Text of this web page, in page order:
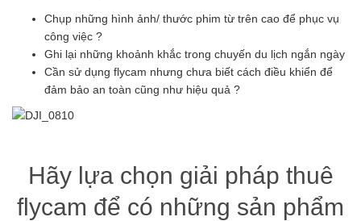
Chụp những hình ảnh/ thước phim từ trên cao để phục vụ
công việc ?
Ghi lại những khoảnh khắc trong chuyến du lịch ngắn ngày
Cần sử dụng flycam nhưng chưa biết cách điều khiển để
đảm bảo an toàn cũng như hiệu quả ?
Hãy lựa chọn giải pháp thuê
flycam để có những sản phẩm